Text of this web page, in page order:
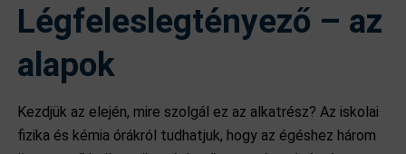
Légfeleslegtényező – az
alapok
Kezdjük az elején, mire szolgál ez az alkatrész? Az iskolai
fizika és kémia órákról tudhatjuk, hogy az égéshez három